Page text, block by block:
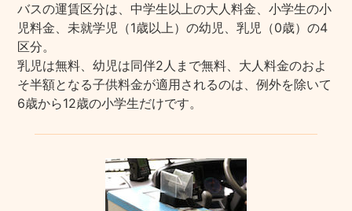
バスの運賃区分は、中学生以上の大人料金、小学生の小
児料金、未就学児（1歳以上）の幼児、乳児（0歳）の4
区分。
乳児は無料、幼児は同伴2人まで無料、大人料金のおよ
そ半額となる子供料金が適用されるのは、例外を除いて
6歳から12歳の小学生だけです。